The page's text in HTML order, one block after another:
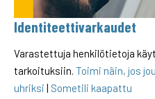
Identiteettivarkaudet
Varastettuja henkilötietoja
tarkoituksiin. Toimi näin, jos
uhriksi | Sometili kaapattu